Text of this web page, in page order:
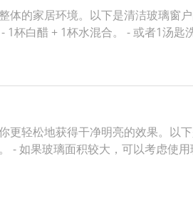
的家居环境。以下是清洁玻璃窗
杯白醋 + 1杯水混合。 - 或者1汤
轻松地获得干净明亮的效果。以
- 如果玻璃面积较大，可以考虑使